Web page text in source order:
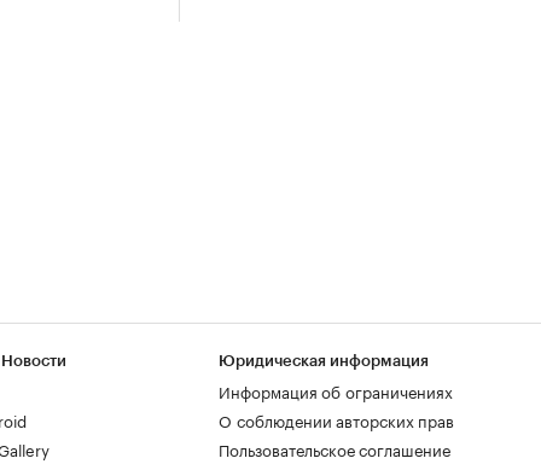
Юридическая информация
Информация об ограничениях
О соблюдении авторских прав
Пользовательское соглашение